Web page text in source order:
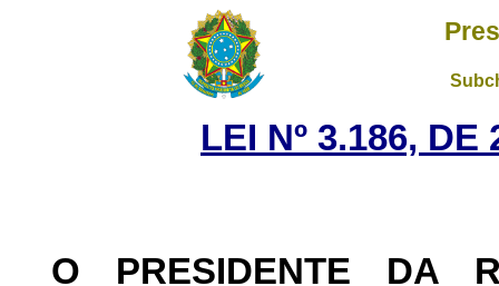
LEI Nº 3.186, DE
O PRESIDENTE DA